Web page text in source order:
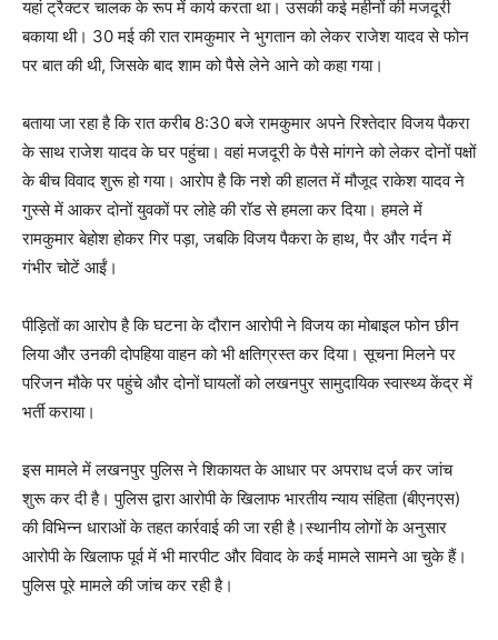
यहां ट्रैक्टर चालक के रूप में कार्य करता था। उसकी कई महीनों की मजदूरी
बकाया थी। 30 मई की रात रामकुमार ने भुगतान को लेकर राजेश यादव से फोन
पर बात की थी, जिसके बाद शाम को पैसे लेने आने को कहा गया।
बताया जा रहा है कि रात करीब 8:30 बजे रामकुमार अपने रिश्तेदार विजय पैकरा
के साथ राजेश यादव के घर पहुंचा। वहां मजदूरी के पैसे मांगने को लेकर दोनों पक्षों
के बीच विवाद शुरू हो गया। आरोप है कि नशे की हालत में मौजूद राकेश यादव ने
गुस्से में आकर दोनों युवकों पर लोहे की रॉड से हमला कर दिया। हमले में
रामकुमार बेहोश होकर गिर पड़ा, जबकि विजय पैकरा के हाथ, पैर और गर्दन में
गंभीर चोटें आईं।
पीड़ितों का आरोप है कि घटना के दौरान आरोपी ने विजय का मोबाइल फोन छीन
लिया और उनकी दोपहिया वाहन को भी क्षतिग्रस्त कर दिया। सूचना मिलने पर
परिजन मौके पर पहुंचे और दोनों घायलों को लखनपुर सामुदायिक स्वास्थ्य केंद्र में
भर्ती कराया।
इस मामले में लखनपुर पुलिस ने शिकायत के आधार पर अपराध दर्ज कर जांच
शुरू कर दी है। पुलिस द्वारा आरोपी के खिलाफ भारतीय न्याय संहिता (बीएनएस)
की विभिन्न धाराओं के तहत कार्रवाई की जा रही है।स्थानीय लोगों के अनुसार
आरोपी के खिलाफ पूर्व में भी मारपीट और विवाद के कई मामले सामने आ चुके हैं।
पुलिस पूरे मामले की जांच कर रही है।